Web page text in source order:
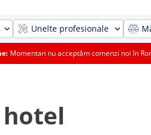
Unelte profesionale
Momentan nu acceptăm comenzi noi în